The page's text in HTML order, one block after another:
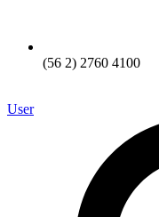
(56 2) 2760 4100
User